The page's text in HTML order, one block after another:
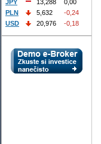
JPY
13,288
0,00
PLN
5,632
-0,24
USD
20,976 -0,18